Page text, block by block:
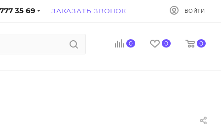
35 69 ЗАКАЗАТЬ ЗВОНОК ВОЙТИ
0 0 0